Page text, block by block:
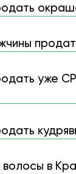
уже
волосы в